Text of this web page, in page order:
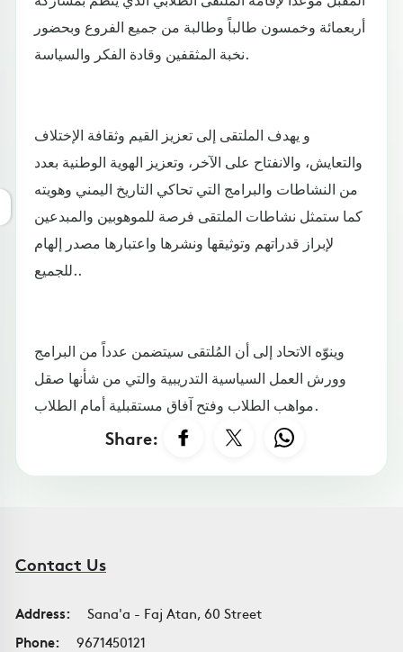
أربعمائة وخمسون طالباً وطالبة من جميع الفروع وبحضور
نخبة المثقفين وقادة الفكر والسياسة.
و يهدف الملتقى إلى تعزيز القيم وثقافة الإختلاف
والتعايش، والانفتاح على الآخر، وتعزيز الهوية الوطنية بعدد
من النشاطات والبرامج التي تحاكي التاريخ اليمني وهويته
كما ستمثل نشاطات الملتقى فرصة للموهوبين والمبدعين
لإبراز قدراتهم وتوثيقها ونشرها واعتبارها مصدر إلهام
للجميع..
وينوّه الاتحاد إلى أن المُلتقى سيتضمن عدداً من البرامج
وورش العمل السياسية التدريبية والتي من شأنها صقل
مواهب الطلاب وفتح آفاق مستقبلية أمام الطلاب.
Share:
Contact Us
Address:
Sana'a - Faj Atan, 60 Street
Phone:
9671450121